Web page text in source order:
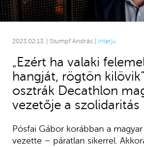
2023.02.13. | Stumpf András | Interjú
„Ezért ha valaki
hangját, rögtön
osztrák Decathlon
vezetője a szolidaritás
Pósfai Gábor korábban a
vezette – páratlan sikerrel.